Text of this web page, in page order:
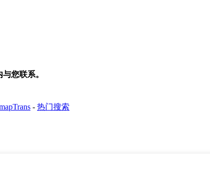
您联系。
- 热门搜索